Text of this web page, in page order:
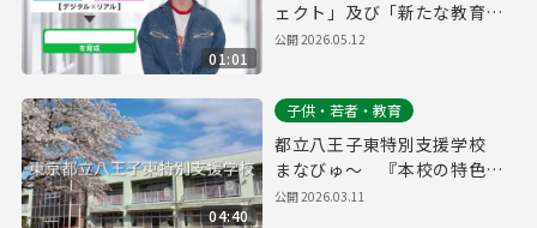
01:01
ェクト」及び「新たな教育の
スタイル」の実施校（仮称）
公開2026.05.12
04:40
子供・若者・教育
都立八王子東特別支援学校
まなびゅ～ 『本校の特色に
ついて』
公開2026.03.11